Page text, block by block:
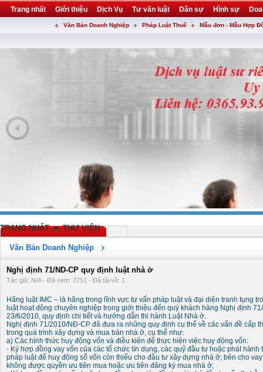
Trang nhất Giới thiệu Dịch Vụ Tư vấn luật Dân sự Hình sự
Liên hệ forum utility
Văn Bản Doanh Nghiệp Pháp Luật Thuế Mẫu đơn - Mẫu Hợp
TRANG NHẤT » THƯ VIỆN
Văn Bản Doanh Nghiệp
Nghị định 71/ND-CP quy định luật nhà ở
Tác giả: N/A - Đã xem: 2751 - Đã tải về: 1
Hãng luật IMC – là hãng trong lĩnh vực tư vấn pháp luật và đại diện tranh tụng
luật hoạt động chuyên nghiệp trọng giới thiệu đến quý khách hàng Nghị định
23/6/2010, quy định chi tiết và hướng dẫn thi hành Luật Nhà ở.
Nghị định 71/2010/NĐ-CP đã đưa ra những quy định cụ thể về các vấn đề cấp
trong quá trình xây dựng và mua bán nhà ở, cụ thể như:
a) Các hình thức huy động vốn và điều kiện để thực hiện việc huy động vốn:
- Ký hợp đồng vay vốn của các tổ chức tín dụng, các quỹ đầu tư hoặc phát hành
pháp luật để huy động số vốn còn thiếu cho đầu tư xây dựng nhà ở; bên cho
không được quyền ưu tiên mua hoặc ưu tiên đăng ký mua nhà ở;